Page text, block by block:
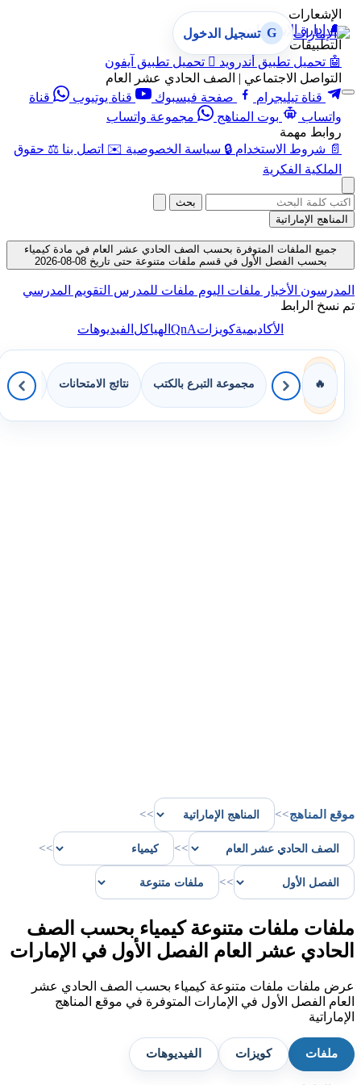
الإشعارات
🔔 إدارة الإشعارات
التطبيقات
🤖 تحميل تطبيق أندرويد  تحميل تطبيق آيفون
التواصل الاجتماعي | الصف الحادي عشر العام
قناة تيليجرام
صفحة فيسبوك قناة يوتيوب
قناة
واتساب
بوت المناهج
مجموعة واتساب
روابط مهمة
📄 شروط الاستخدام 🔒 سياسة الخصوصية ✉️ اتصل بنا ⚖️ حقوق
الملكية الفكرية
G تسجيل الدخول
بحث
المناهج الإماراتية
جميع الملفات المتوفرة بحسب الصف الحادي عشر العام في مادة كيمياء
بحسب الفصل الأول في قسم ملفات متنوعة حتى تاريخ 08-08-2026
المدرسون الأخبار ملفات اليوم ملفات للمدرس التقويم المدرسي
تم نسخ الرابط
الأكاديميةكويزاتQnAالهياكلالفيديوهات
🔥 مجموعة التبرع بالكتب نتائج الامتحانات
موقع المناهج>>
>>
>>
>>
>>
ملفات ملفات متنوعة كيمياء بحسب الصف
الحادي عشر العام الفصل الأول في الإمارات
عرض ملفات ملفات متنوعة كيمياء بحسب الصف الحادي عشر
العام الفصل الأول في الإمارات المتوفرة في موقع المناهج
الإماراتية
ملفات كويزات الفيديوهات